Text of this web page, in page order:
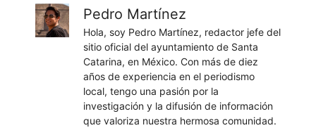
Pedro Martínez
Hola, soy Pedro Martínez, redactor jefe del
sitio oficial del ayuntamiento de Santa
Catarina, en México. Con más de diez
años de experiencia en el periodismo
local, tengo una pasión por la
investigación y la difusión de información
que valoriza nuestra hermosa comunidad.